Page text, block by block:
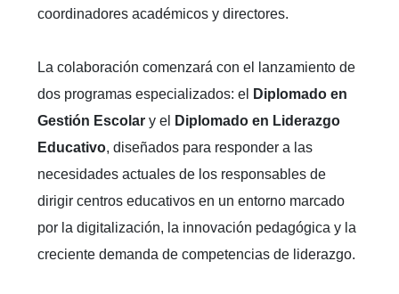
coordinadores académicos y directores.
La colaboración comenzará con el lanzamiento de
dos programas especializados: el
Diplomado en
Gestión Escolar y el
Diplomado en Liderazgo
Educativo, diseñados para responder a las
necesidades actuales de los responsables de
dirigir centros educativos en un entorno marcado
por la digitalización, la innovación pedagógica y la
creciente demanda de competencias de liderazgo.